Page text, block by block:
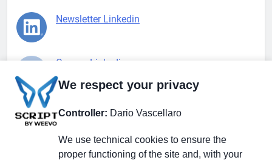
Newsletter Linkedin
Gruppo Linkedin
Pagina Facebook
X.com
We respect your privacy
Controller: Dario Vascellaro
We use technical cookies to ensure the
proper functioning of the site and, with your